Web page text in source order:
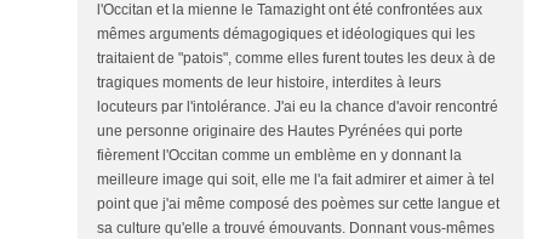
l'Occitan et la mienne le Tamazight ont été confrontées aux
mêmes arguments démagogiques et idéologiques qui les
traitaient de "patois", comme elles furent toutes les deux à de
tragiques moments de leur histoire, interdites à leurs
locuteurs par l'intolérance. J'ai eu la chance d'avoir rencontré
une personne originaire des Hautes Pyrénées qui porte
fièrement l'Occitan comme un emblème en y donnant la
meilleure image qui soit, elle me l'a fait admirer et aimer à tel
point que j'ai même composé des poèmes sur cette langue et
sa culture qu'elle a trouvé émouvants. Donnant vous-mêmes